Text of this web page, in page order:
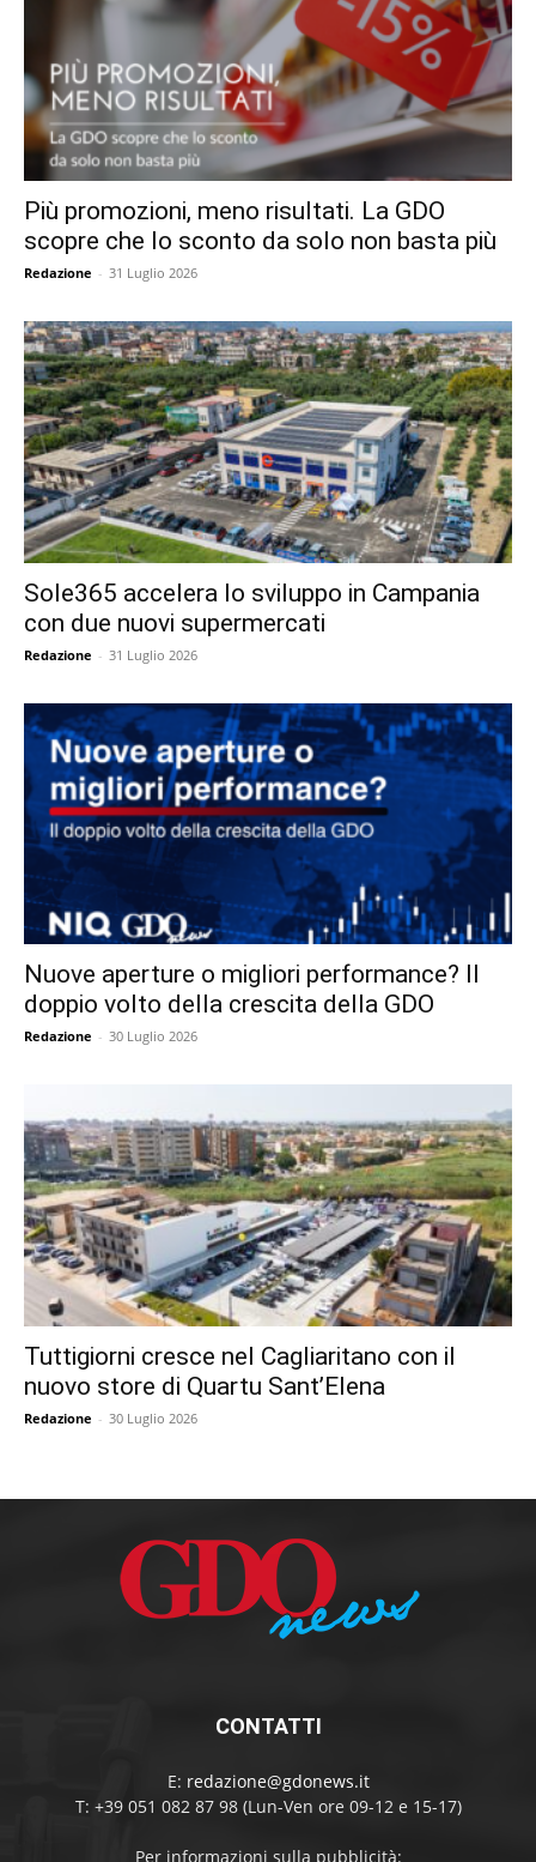
Più promozioni, meno risultati. La GDO
scopre che lo sconto da solo non basta più
Redazione - 31 Luglio 2026
Sole365 accelera lo sviluppo in Campania
con due nuovi supermercati
Redazione - 31 Luglio 2026
Nuove aperture o migliori performance? Il
doppio volto della crescita della GDO
Redazione - 30 Luglio 2026
Tuttigiorni cresce nel Cagliaritano con il
nuovo store di Quartu Sant’Elena
Redazione - 30 Luglio 2026
CONTATTI
E: redazione@gdonews.it
T: +39 051 082 87 98 (Lun-Ven ore 09-12 e 15-17)
Per informazioni sulla pubblicità: